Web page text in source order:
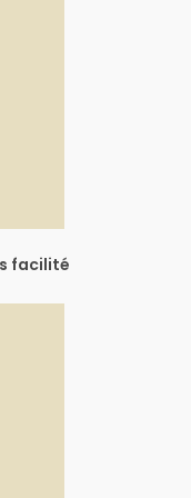
facilité